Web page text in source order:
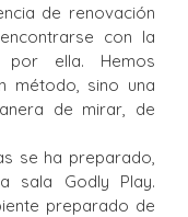
de renovación
con la
por ella. Hemos
método, sino una
de mirar, de
se ha preparado,
sala Godly Play.
preparado de